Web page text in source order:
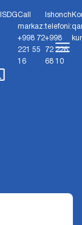
SDGCall
markaz:
+998 72
221 55
16
Ishonch
telefoni:
+998
72 226
68 10